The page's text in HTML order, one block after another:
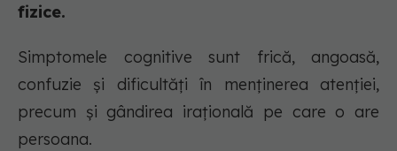
fizice.
Simptomele cognitive sunt frică, angoasă,
confuzie și dificultăți în menținerea atenției,
precum și gândirea irațională pe care o are
persoana.